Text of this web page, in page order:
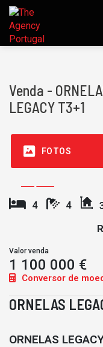
Venda -
LEGACY T3+1
FOTOS
4 4
Valor venda
1 100 000 €
Conversor de
ORNELAS
ORNELAS